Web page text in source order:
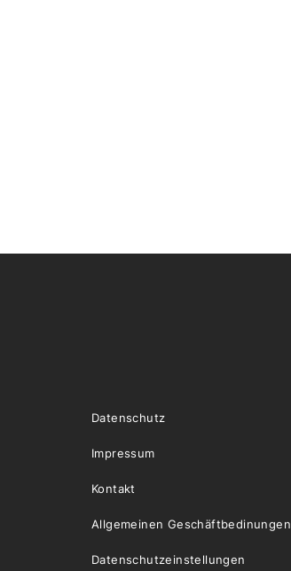
Datenschutz
Impressum
Kontakt
Allgemeinen Geschäftbedinungen
Datenschutzeinstellungen